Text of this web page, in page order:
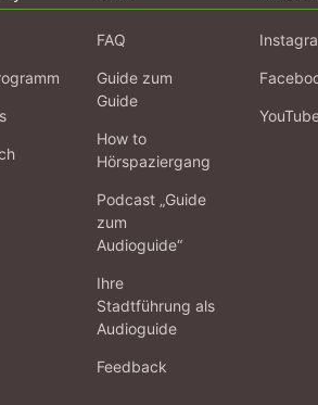
FAQ
Guide zum
Guide
How to
Hörspaziergang
Podcast „Guide
zum
Audioguide“
Ihre
Stadtführung als
Audioguide
Feedback